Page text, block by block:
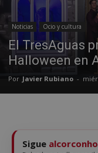
Noticias Ocio y cultura
El TresAguas
Halloween en
Por Javier Rubiano -
Sigue